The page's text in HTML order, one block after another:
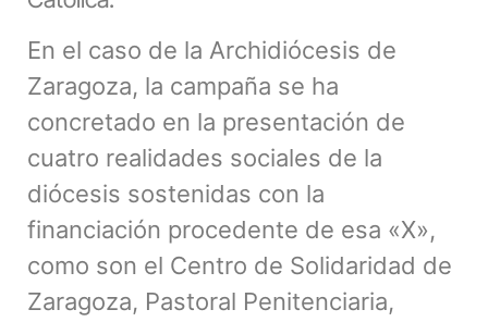
En el caso de la Archidiócesis de
Zaragoza, la campaña se ha
concretado en la presentación de
cuatro realidades sociales de la
diócesis sostenidas con la
financiación procedente de esa «X»,
como son el Centro de Solidaridad de
Zaragoza, Pastoral Penitenciaria,